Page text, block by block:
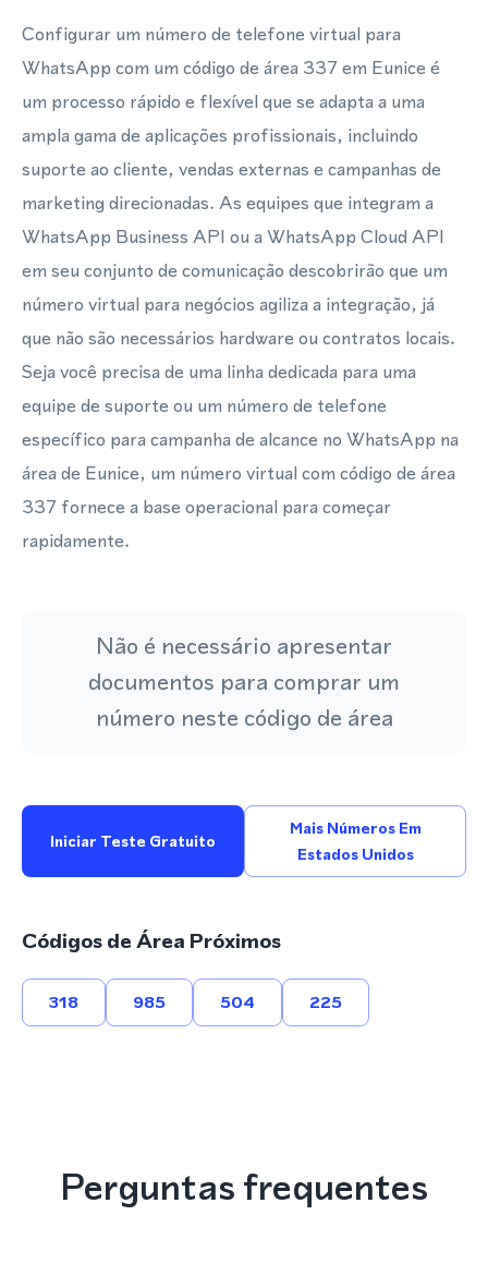
Configurar um número de telefone virtual para
WhatsApp com um código de área 337 em Eunice é
um processo rápido e flexível que se adapta a uma
ampla gama de aplicações profissionais, incluindo
suporte ao cliente, vendas externas e campanhas de
marketing direcionadas. As equipes que integram a
WhatsApp Business API ou a WhatsApp Cloud API
em seu conjunto de comunicação descobrirão que um
número virtual para negócios agiliza a integração, já
que não são necessários hardware ou contratos locais.
Seja você precisa de uma linha dedicada para uma
equipe de suporte ou um número de telefone
específico para campanha de alcance no WhatsApp na
área de Eunice, um número virtual com código de área
337 fornece a base operacional para começar
rapidamente.
Não é necessário apresentar
documentos para comprar um
número neste código de área
Iniciar Teste Gratuito
Mais Números Em
Estados Unidos
Códigos de Área Próximos
318 985 504 225
Perguntas frequentes